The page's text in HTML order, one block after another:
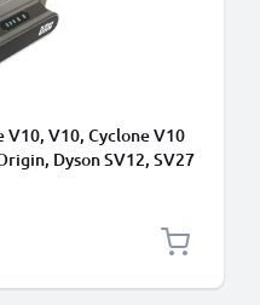
V10, Cyclone V10
Dyson SV12, SV27